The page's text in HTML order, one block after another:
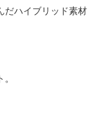
だハイブリッド素材